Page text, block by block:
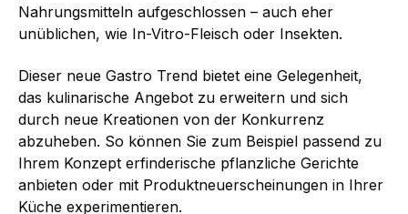
Nahrungsmitteln aufgeschlossen – auch eher
unüblichen, wie In-Vitro-Fleisch oder Insekten.
Dieser neue Gastro Trend bietet eine Gelegenheit,
das kulinarische Angebot zu erweitern und sich
durch neue Kreationen von der Konkurrenz
abzuheben. So können Sie zum Beispiel passend zu
Ihrem Konzept erfinderische pflanzliche Gerichte
anbieten oder mit Produktneuerscheinungen in Ihrer
Küche experimentieren.